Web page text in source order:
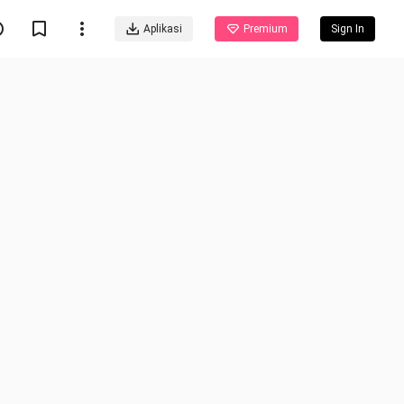
Aplikasi Premium Sign In